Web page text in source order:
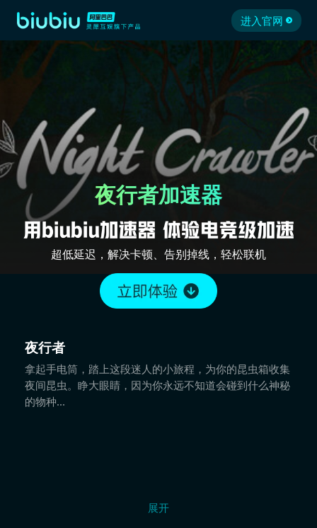
进入官网
夜行者加速器
超低延迟，解决卡顿、告别掉线，轻松联机
夜行者
拿起手电筒，踏上这段迷人的小旅程，为你的昆虫箱收集
夜间昆虫。睁大眼睛，因为你永远不知道会碰到什么神秘
的物种...
展开